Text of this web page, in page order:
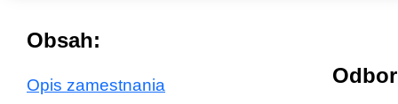
Obsah:
Opis zamestnania